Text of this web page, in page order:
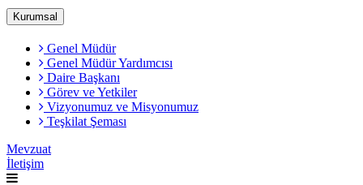
Kurumsal
Genel Müdür
Genel Müdür Yardımcısı
Daire Başkanı
Görev ve Yetkiler
Vizyonumuz ve Misyonumuz
Teşkilat Şeması
Mevzuat
İletişim